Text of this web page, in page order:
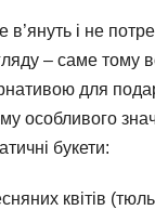
в’януть і не
– саме тому
для
особливого
букети:
квітів